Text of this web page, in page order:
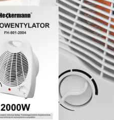
Kliknij aby powiększyć